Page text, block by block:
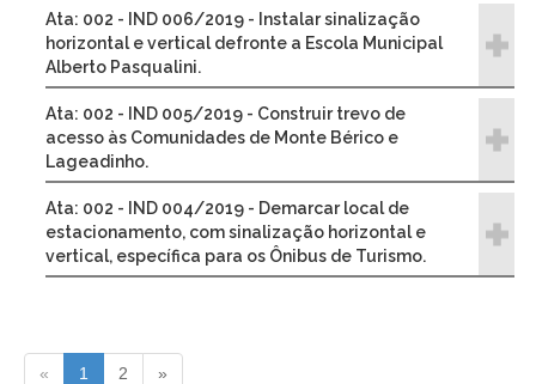
Ata: 002 - IND 006/2019 - Instalar sinalização
horizontal e vertical defronte a Escola Municipal
Alberto Pasqualini.
Ata: 002 - IND 005/2019 - Construir trevo de
acesso às Comunidades de Monte Bérico e
Lageadinho.
Ata: 002 - IND 004/2019 - Demarcar local de
estacionamento, com sinalização horizontal e
vertical, específica para os Ônibus de Turismo.
« 1 2 »